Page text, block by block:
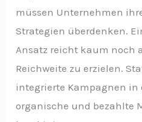
müssen Unternehmen
Strategien überdenken.
Ansatz reicht kaum noch
Reichweite zu erzielen.
integrierte Kampagnen in
organische und bezahlte